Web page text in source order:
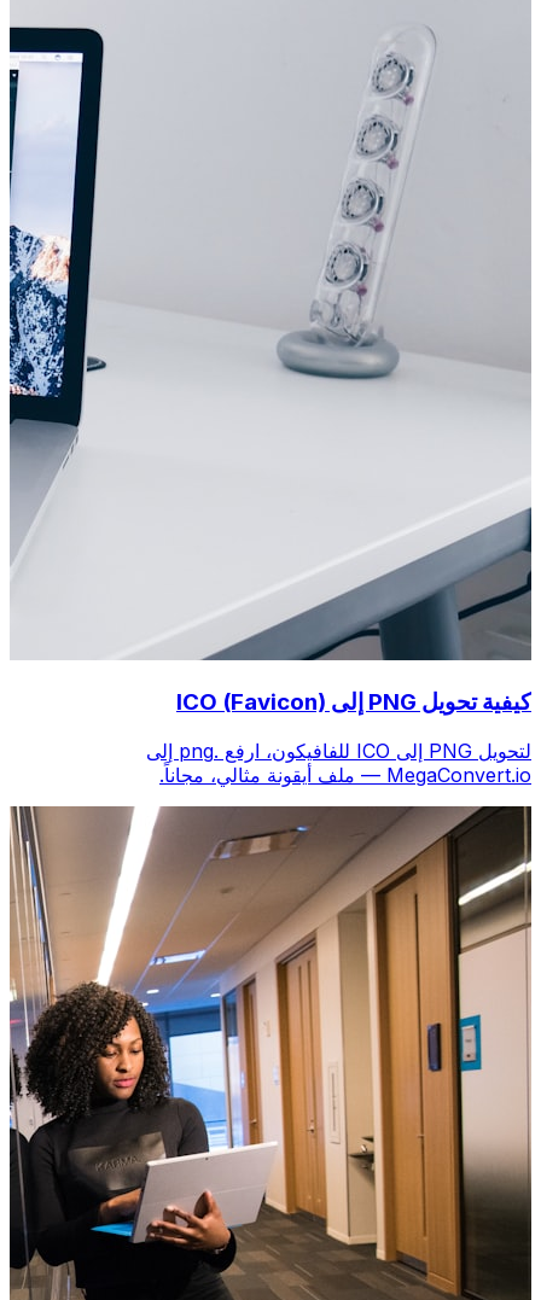
كيفية تحويل PNG إلى ICO (Favicon)
لتحويل PNG إلى ICO للفافيكون، ارفع .png إلى
MegaConvert.io — ملف أيقونة مثالي، مجاناً.